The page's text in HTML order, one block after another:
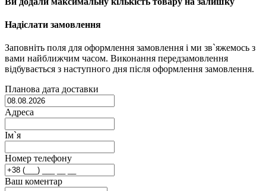
Надіслати замовлення
Заповніть поля для оформлення замовлення і ми зв`яжемось з
вами найближчим часом. Виконання передзамовлення
відбувається з наступного дня після оформлення замовлення.
Планова дата доставки
Адреса
Ім`я
Номер телефону
Ваш коментар